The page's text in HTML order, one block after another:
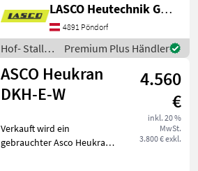
Eigenschaften: - 12x
Lochringe Ø 1100 mm für
Ballendurchmesser Ø 1500
mm - 1x Übergang B
LASCO Heutechnik GmbH
4891 Pöndorf
Hof- Stall-
und
Weidetechnik
/ Lasco
Premium Plus Händler
ASCO Heukran
DKH-E-W
4.560
€
inkl. 20 %
MwSt.
3.800 € exkl.
Verkauft wird ein
gebrauchter Asco Heukran